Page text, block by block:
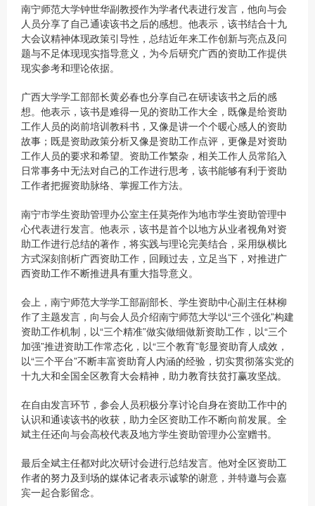
南宁师范大学钟世华副教授作为学者代表进行发言，他向与会
人员分享了自己通读该书之后的感想。他表示，该书结合十九
大会议精神体现政策引导性，总结近年来工作创新与亮点及问
题与不足体现现实指导意义，为今后研究广西的资助工作提供
现实参考和理论依据。
广西大学学工部部长黄必春也分享自己在研读该书之后的感
想。他表示，该书是难得一见的资助工作大全，既像是给资助
工作人员的岗前培训教科书，又像是讲一个个暖心感人的资助
故事；既是资助政策分析又像是资助工作点评，更像是对资助
工作人员的要求和希望。资助工作繁杂，相关工作人员常陷入
日常事务中无法对自己的工作进行思考，该书能够有利于资助
工作者把握资助脉络、掌握工作方法。
南宁市学生资助管理办公室主任莫尧作为地市学生资助管理中
心代表进行发言。他表示，该书是首个以地方从业者视角对资
助工作进行总结的著作，将实践与理论完美结合，采用纵横比
方式深刻剖析广西资助工作，回顾过去，立足当下，对推进广
西资助工作不断推进具有重大指导意义。
会上，南宁师范大学学工部副部长、学生资助中心副主任林柳
作了主题发言，向与会人员介绍南宁师范大学以“三个强化”构建
资助工作机制，以“三个精准”做实做细做新资助工作，以“三个
加强”推进资助工作常态化，以“三个教育”彰显资助育人成效，
以“三个平台”不断丰富资助育人内涵的经验，切实贯彻落实党的
十九大和全国全区教育大会精神，助力教育扶贫打赢攻坚战。
在自由发言环节，参会人员积极分享讨论自身在资助工作中的
认识和通读该书的收获，助力全区资助工作不断向前发展。全
斌主任还向与会高校代表及地方学生资助管理办公室赠书。
最后全斌主任都对此次研讨会进行总结发言。他对全区资助工
作者的努力及到场的媒体记者表示诚挚的谢意，并特邀与会嘉
宾一起合影留念。